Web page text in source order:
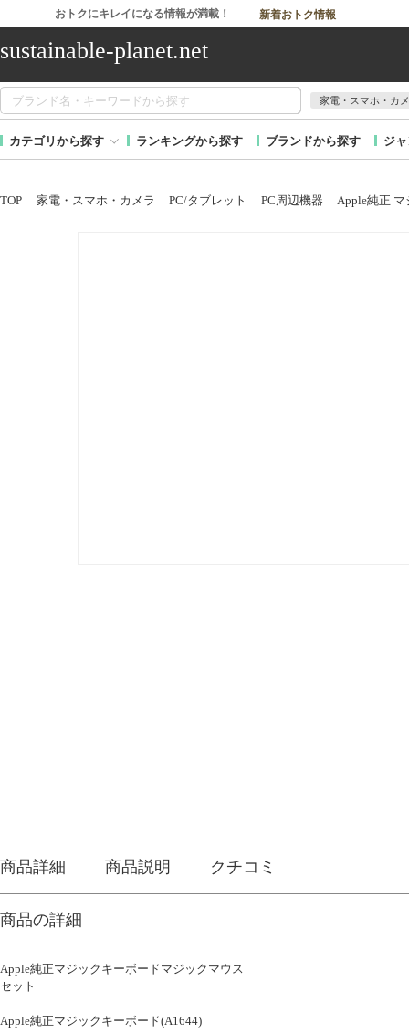
おトクにキレイになる情報が満載！ 新着おトク情報
sustainable-planet.net
家電・スマホ・カ
カテゴリから探す ランキングから探す ブランドから探す ジ
TOP 家電・スマホ・カメラ PC/タブレット PC周辺機器 Apple純正
商品詳細 商品説明 クチコミ
商品の詳細
Apple純正マジックキーボードマジックマウス
セット
Apple純正マジックキーボード(A1644)